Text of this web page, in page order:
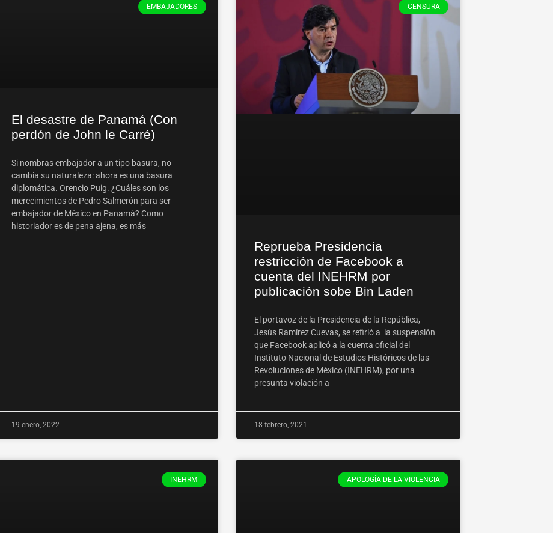
EMBAJADORES
El desastre de Panamá (Con
perdón de John le Carré)
Si nombras embajador a un tipo basura, no
cambia su naturaleza: ahora es una basura
diplomática. Orencio Puig. ¿Cuáles son los
merecimientos de Pedro Salmerón para ser
embajador de México en Panamá? Como
historiador es de pena ajena, es más
19 enero, 2022
CENSURA
Reprueba Presidencia
restricción de Facebook a
cuenta del INEHRM por
publicación sobe Bin Laden
El portavoz de la Presidencia de la República,
Jesús Ramírez Cuevas, se refirió a la suspensión
que Facebook aplicó a la cuenta oficial del
Instituto Nacional de Estudios Históricos de las
Revoluciones de México (INEHRM), por una
presunta violación a
18 febrero, 2021
INEHRM APOLOGÍA DE LA VIOLENCIA